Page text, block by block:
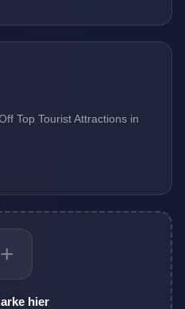
Top Tourist Attractions in
+
hier